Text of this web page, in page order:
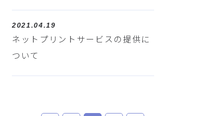
2021.04.19
ネットプリントサービスの提供に
ついて